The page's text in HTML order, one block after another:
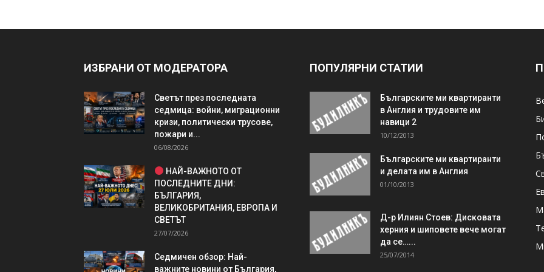
ИЗБРАНИ ОТ МОДЕРАТОРА
Светът през последната
седмица: войни, миграционни
кризи, политически трусове,
пожари и...
06/08/2026
НАЙ-ВАЖНОТО ОТ
ПОСЛЕДНИТЕ ДНИ:
БЪЛГАРИЯ,
ВЕЛИКОБРИТАНИЯ, ЕВРОПА И
СВЕТЪТ
27/07/2026
Седмичен обзор: Най-
важните новини от България,
ПОПУЛЯРНИ СТАТИИ
Българските ми квартиранти
в Англия и трудовите им
навици 2
10/12/2013
Българските ми квартиранти
и делата им в Англия
01/10/2013
Д-р Илиян Стоев: Дисковата
херния и шиповете вече могат
да се…...
25/07/2014